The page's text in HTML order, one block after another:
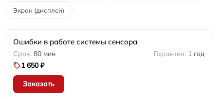
Экран (дисплей)
Ошибки в работе системы сенсора
80 мин
1 год
1 650 ₽
Заказать